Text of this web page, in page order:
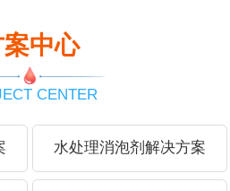
中心
CENTER
水处理消泡剂解决方案